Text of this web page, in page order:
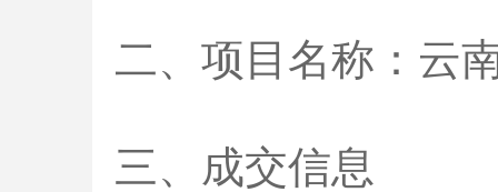
二、项目名称：云
三、成交信息